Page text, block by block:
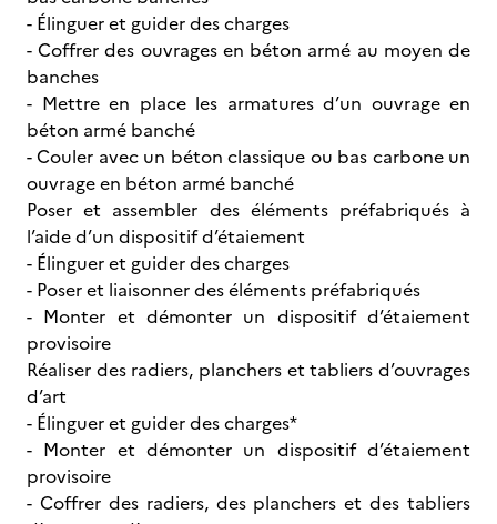
- Élinguer et guider des charges
- Coffrer des ouvrages en béton armé au moyen de
banches
- Mettre en place les armatures d’un ouvrage en
béton armé banché
- Couler avec un béton classique ou bas carbone un
ouvrage en béton armé banché
Poser et assembler des éléments préfabriqués à
l’aide d’un dispositif d’étaiement
- Élinguer et guider des charges
- Poser et liaisonner des éléments préfabriqués
- Monter et démonter un dispositif d’étaiement
provisoire
Réaliser des radiers, planchers et tabliers d’ouvrages
d’art
- Élinguer et guider des charges*
- Monter et démonter un dispositif d’étaiement
provisoire
- Coffrer des radiers, des planchers et des tabliers